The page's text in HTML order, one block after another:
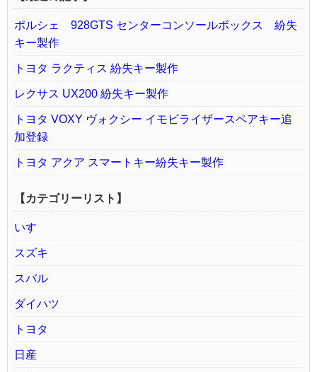
ポルシェ 928GTS センターコンソールボックス 紛失
キー製作
トヨタ ラクティス 紛失キー製作
レクサス UX200 紛失キー製作
トヨタ VOXY ヴォクシー イモビライザースペアキー追
加登録
トヨタ アクア スマートキー紛失キー製作
【カテゴリーリスト】
いすゞ
スズキ
スバル
ダイハツ
トヨタ
日産